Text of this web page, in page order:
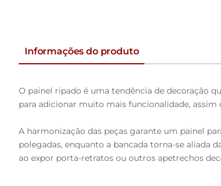
Informações do produto
O painel ripado é uma tendência de decoração
para adicionar muito mais funcionalidade, assim
A harmonização das peças garante um painel
polegadas, enquanto a bancada torna-se aliada
ao expor porta-retratos ou outros apetrechos